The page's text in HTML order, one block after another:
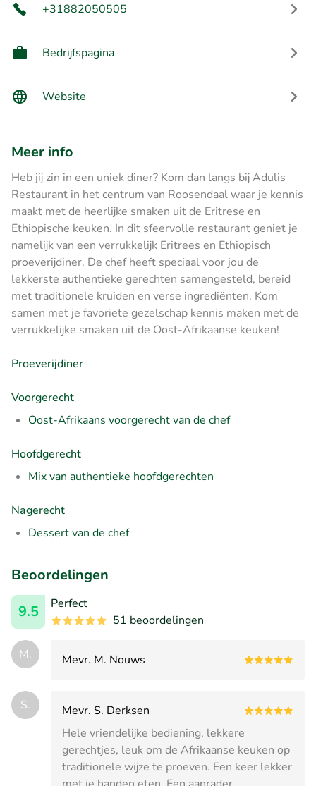
+31882050505
Bedrijfspagina
Website
Meer info
Heb jij zin in een uniek diner? Kom dan langs bij Adulis
Restaurant in het centrum van Roosendaal waar je kennis
maakt met de heerlijke smaken uit de Eritrese en
Ethiopische keuken. In dit sfeervolle restaurant geniet je
namelijk van een verrukkelijk Eritrees en Ethiopisch
proeverijdiner. De chef heeft speciaal voor jou de
lekkerste authentieke gerechten samengesteld, bereid
met traditionele kruiden en verse ingrediënten. Kom
samen met je favoriete gezelschap kennis maken met de
verrukkelijke smaken uit de Oost-Afrikaanse keuken!
Proeverijdiner
Voorgerecht
Oost-Afrikaans voorgerecht van de chef
Hoofdgerecht
Mix van authentieke hoofdgerechten
Nagerecht
Dessert van de chef
Beoordelingen
9.5
Perfect
51 beoordelingen
M. Mevr. M. Nouws
S.
Mevr. S. Derksen
Hele vriendelijke bediening, lekkere
gerechtjes, leuk om de Afrikaanse keuken op
traditionele wijze te proeven. Een keer lekker